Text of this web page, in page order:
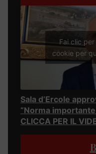
Fai clic
cookie per
Sala d’Ercole
“Norma
CLICCA PER IL